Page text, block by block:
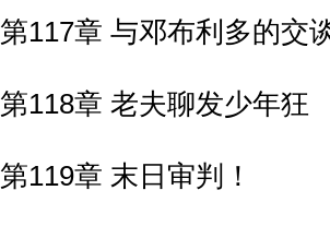
第117章 与邓布利多的交
第118章 老夫聊发少年狂
第119章 末日审判！